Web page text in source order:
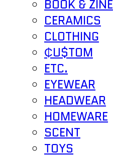
BOOK & ZINE
CERAMICS
CLOTHING
₵U$TOM
ETC.
EYEWEAR
HEADWEAR
HOMEWARE
SCENT
TOYS